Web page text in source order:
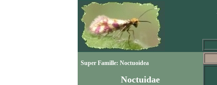
Super Famille: Noctuoidea
Noctuidae